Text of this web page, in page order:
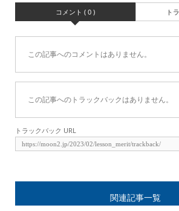
コメント ( 0 ) ト
この記事へのコメントはありません。
この記事へのトラックバックはありません。
トラックバック URL
関連記事一覧